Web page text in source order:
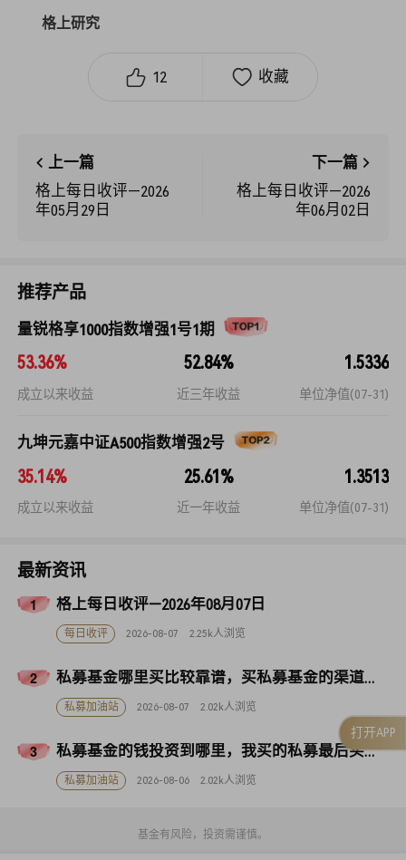
格上研究
12 收藏
上一篇
格上每日收评—2026
年05月29日
下一篇
格上每日收评—2026
年06月02日
推荐产品
量锐格享1000指数增强1号1期
53.36%
成立以来收益
52.84%
近三年收益
1.5336
单位净值(07-31)
九坤元嘉中证A500指数增强2号
35.14%
成立以来收益
25.61%
近一年收益
1.3513
单位净值(07-31)
最新资讯
格上每日收评—2026年08月07日
每日收评 2026-08-07 2.25k人浏览
私募基金哪里买比较靠谱，买私募基金的渠道有哪些
私募加油站 2026-08-07 2.02k人浏览
私募基金的钱投资到哪里，我买的私募最后买了什么？
私募加油站 2026-08-06 2.02k人浏览
基金有风险，投资需谨慎。
打开APP